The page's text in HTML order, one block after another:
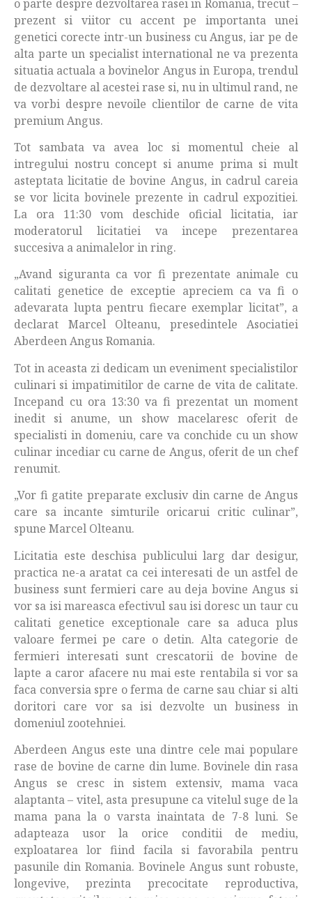
o parte despre dezvoltarea rasei in Romania, trecut –
prezent si viitor cu accent pe importanta unei
genetici corecte intr-un business cu Angus, iar pe de
alta parte un specialist international ne va prezenta
situatia actuala a bovinelor Angus in Europa, trendul
de dezvoltare al acestei rase si, nu in ultimul rand, ne
va vorbi despre nevoile clientilor de carne de vita
premium Angus.
Tot sambata va avea loc si momentul cheie al
intregului nostru concept si anume prima si mult
asteptata licitatie de bovine Angus, in cadrul careia
se vor licita bovinele prezente in cadrul expozitiei.
La ora 11:30 vom deschide oficial licitatia, iar
moderatorul licitatiei va incepe prezentarea
succesiva a animalelor in ring.
„Avand siguranta ca vor fi prezentate animale cu
calitati genetice de exceptie apreciem ca va fi o
adevarata lupta pentru fiecare exemplar licitat”, a
declarat Marcel Olteanu, presedintele Asociatiei
Aberdeen Angus Romania.
Tot in aceasta zi dedicam un eveniment specialistilor
culinari si impatimitilor de carne de vita de calitate.
Incepand cu ora 13:30 va fi prezentat un moment
inedit si anume, un show macelaresc oferit de
specialisti in domeniu, care va conchide cu un show
culinar incediar cu carne de Angus, oferit de un chef
renumit.
„Vor fi gatite preparate exclusiv din carne de Angus
care sa incante simturile oricarui critic culinar”,
spune Marcel Olteanu.
Licitatia este deschisa publicului larg dar desigur,
practica ne-a aratat ca cei interesati de un astfel de
business sunt fermieri care au deja bovine Angus si
vor sa isi mareasca efectivul sau isi doresc un taur cu
calitati genetice exceptionale care sa aduca plus
valoare fermei pe care o detin. Alta categorie de
fermieri interesati sunt crescatorii de bovine de
lapte a caror afacere nu mai este rentabila si vor sa
faca conversia spre o ferma de carne sau chiar si alti
doritori care vor sa isi dezvolte un business in
domeniul zootehniei.
Aberdeen Angus este una dintre cele mai populare
rase de bovine de carne din lume. Bovinele din rasa
Angus se cresc in sistem extensiv, mama vaca
alaptanta – vitel, asta presupune ca vitelul suge de la
mama pana la o varsta inaintata de 7-8 luni. Se
adapteaza usor la orice conditii de mediu,
exploatarea lor fiind facila si favorabila pentru
pasunile din Romania. Bovinele Angus sunt robuste,
longevive, prezinta precocitate reproductiva,